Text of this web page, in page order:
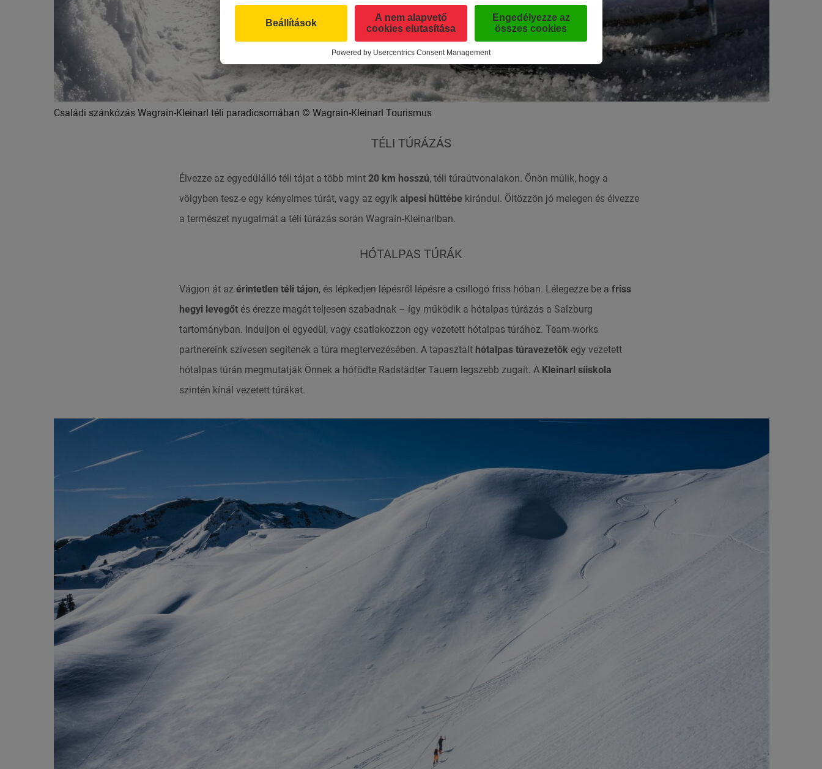
Családi szánkózás Wagrain-Kleinarl téli paradicsomában © Wagrain-Kleinarl Tourismus
TÉLI TÚRÁZÁS
Élvezze az egyedülálló téli tájat a több mint 20 km hosszú, téli túraútvonalakon. Önön múlik, hogy a
völgyben tesz-e egy kényelmes túrát, vagy az egyik alpesi hüttébe kirándul. Öltözzön jó melegen és élvezze
a természet nyugalmát a téli túrázás során Wagrain-Kleinarlban.
HÓTALPAS TÚRÁK
Vágjon át az érintetlen téli tájon, és lépkedjen lépésről lépésre a csillogó friss hóban. Lélegezze be a friss
hegyi levegőtés érezze magát teljesen szabadnak – így működik a hótalpas túrázás a Salzburg
tartományban. Induljon el egyedül, vagy csatlakozzon egy vezetett hótalpas túrához. Team-works
partnereink szívesen segítenek a túra megtervezésében. A tapasztalt hótalpas túravezetőkegy vezetett
hótalpas túrán megmutatják Önnek a hófödte Radstädter Tauern legszebb zugait. A Kleinarl síiskola
szintén kínál vezetett túrákat.